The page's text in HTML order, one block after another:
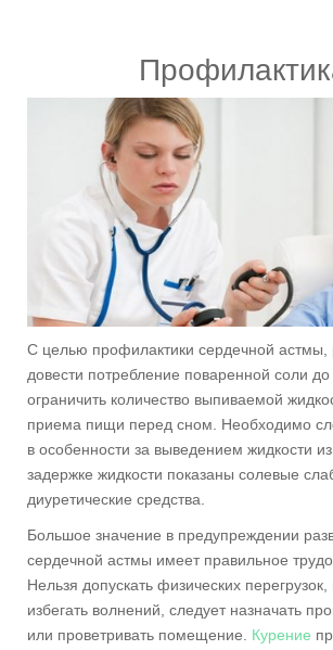
С целью профилактики сердечной астмы,
довести потребление поваренной соли до
ограничить количество выпиваемой
приема пищи перед сном. Необходимо
в особенности за выведением жидкости
задержке жидкости показаны солевые
диуретические средства.
Большое значение в предупреждении
сердечной астмы имеет правильное
Нельзя допускать физических
избегать волнений, следует назначать
или проветривать помещение. Курение